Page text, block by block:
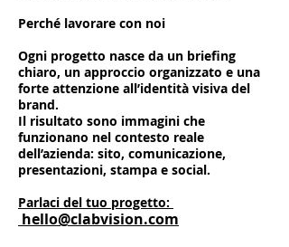
Perché lavorare con noi
Ogni progetto nasce da un briefing
chiaro, un approccio organizzato e una
forte attenzione all’identità visiva del
brand.
Il risultato sono immagini che
funzionano nel contesto reale
dell’azienda: sito, comunicazione,
presentazioni, stampa e social.
Parlaci del tuo progetto:
hello@clabvision.com